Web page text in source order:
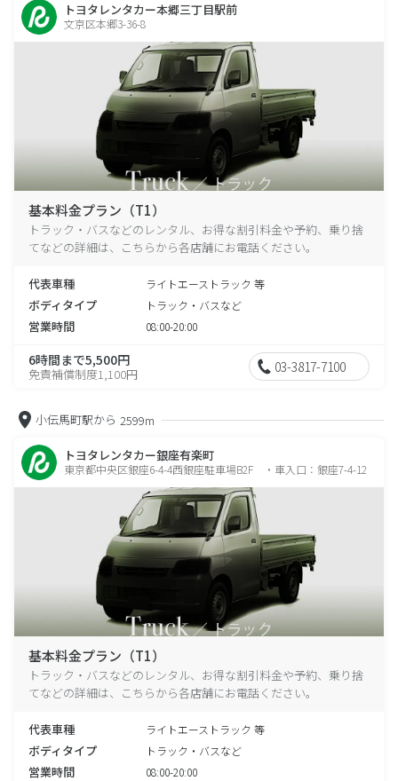
トヨタレンタカー本郷三丁目駅前
文京区本郷3-36-8
基本料金プラン（T1）
トラック・バスなどのレンタル、お得な割引料金や予約、乗り捨
てなどの詳細は、こちらから各店舗にお電話ください。
代表車種 ライトエーストラック 等
ボディタイプ トラック・バスなど
営業時間 08:00-20:00
6時間まで5,500円
免責補償制度1,100円 03-3817-7100
小伝馬町駅から 2599m
トヨタレンタカー銀座有楽町
東京都中央区銀座6-4-4西銀座駐車場B2F ・車入口：銀座7-4-12
基本料金プラン（T1）
トラック・バスなどのレンタル、お得な割引料金や予約、乗り捨
てなどの詳細は、こちらから各店舗にお電話ください。
代表車種 ライトエーストラック 等
ボディタイプ トラック・バスなど
営業時間 08:00-20:00